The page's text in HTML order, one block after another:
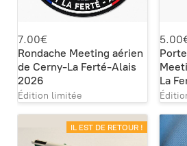
7.00€
Rondache Meeting aérien
de Cerny-La Ferté-Alais
2026
Édition limitée
La
IL EST DE RETOUR !